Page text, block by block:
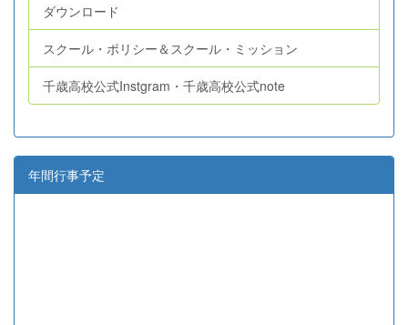
ダウンロード
スクール・ポリシー＆スクール・ミッション
千歳高校公式Instgram・千歳高校公式note
年間行事予定